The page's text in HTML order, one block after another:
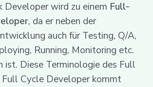
Developer wird zu einem Full-
, da er neben der
auch für Testing, Q/A,
Running, Monitoring etc.
Diese Terminologie des Full
Full Cycle Developer kommt